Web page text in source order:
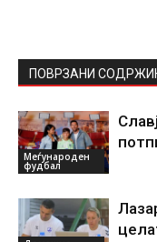
ПОВРЗАНИ
Меѓународен
фудбал